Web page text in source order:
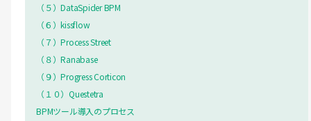
（５）DataSpider BPM
（６）kissflow
（７）Process Street
（８）Ranabase
（９）Progress Corticon
（１０）Questetra
BPMツール導入のプロセス